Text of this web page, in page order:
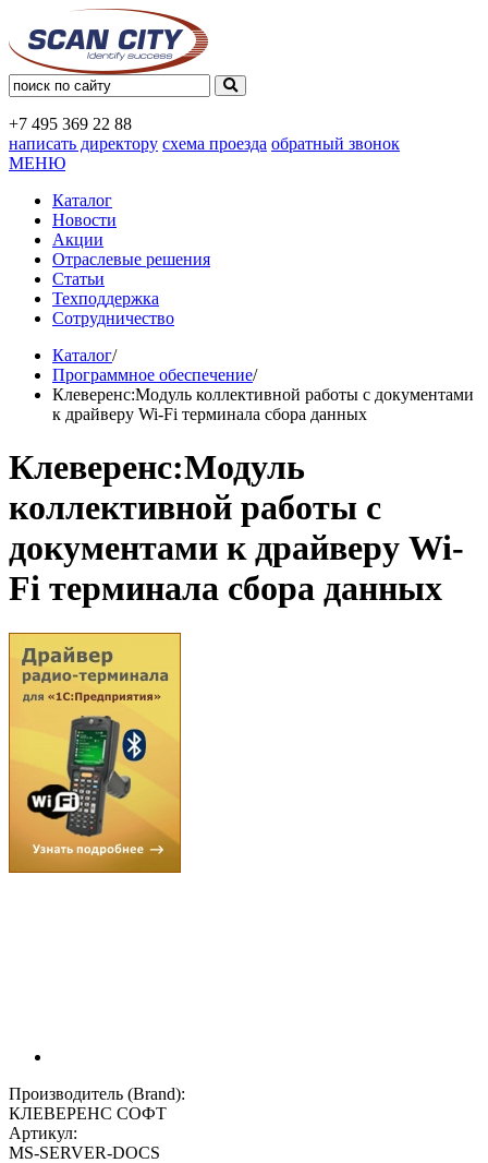
+7 495 369 22 88
написать директору схема проезда обратный звонок
МЕНЮ
Каталог
Новости
Акции
Отраслевые решения
Статьи
Техподдержка
Сотрудничество
Каталог/
Программное обеспечение/
Клеверенс:Модуль коллективной работы с документами
к драйверу Wi-Fi терминала сбора данных
Клеверенс:Модуль
коллективной работы с
документами к драйверу Wi-
Fi терминала сбора данных
Производитель (Brand):
КЛЕВЕРЕНС СОФТ
Артикул:
MS-SERVER-DOCS